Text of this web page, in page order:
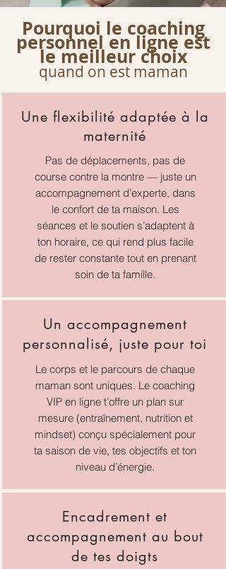
Pourquoi le coaching
personnel en ligne est
le meilleur choix
quand on est maman
Une flexibilité adaptée à la
maternité
Pas de déplacements, pas de
course contre la montre — juste un
accompagnement d’experte, dans
le confort de ta maison. Les
séances et le soutien s’adaptent à
ton horaire, ce qui rend plus facile
de rester constante tout en prenant
soin de ta famille.
Un accompagnement
personnalisé, juste pour toi
Le corps et le parcours de chaque
maman sont uniques. Le coaching
VIP en ligne t’offre un plan sur
mesure (entraînement, nutrition et
mindset) conçu spécialement pour
ta saison de vie, tes objectifs et ton
niveau d’énergie.
Encadrement et
accompagnement au bout
de tes doigts